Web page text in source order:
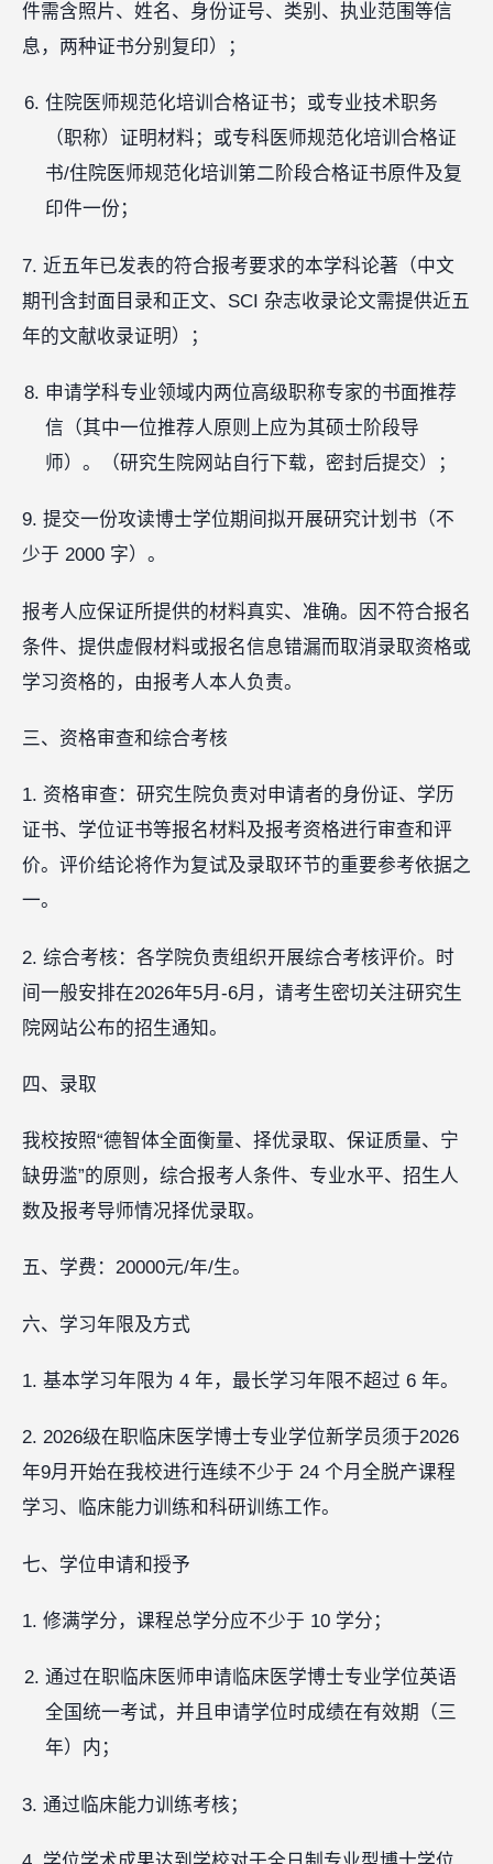
件需含照片、姓名、身份证号、类别、执业范围等信
息，两种证书分别复印）；
住院医师规范化培训合格证书；或专业技术职务
（职称）证明材料；或专科医师规范化培训合格证
书/住院医师规范化培训第二阶段合格证书原件及复
印件一份；
7. 近五年已发表的符合报考要求的本学科论著（中文
期刊含封面目录和正文、SCI 杂志收录论文需提供近五
年的文献收录证明）；
申请学科专业领域内两位高级职称专家的书面推荐
信（其中一位推荐人原则上应为其硕士阶段导
师）。（研究生院网站自行下载，密封后提交）；
9. 提交一份攻读博士学位期间拟开展研究计划书（不
少于 2000 字）。
报考人应保证所提供的材料真实、准确。因不符合报名
条件、提供虚假材料或报名信息错漏而取消录取资格或
学习资格的，由报考人本人负责。
三、资格审查和综合考核
1. 资格审查：研究生院负责对申请者的身份证、学历
证书、学位证书等报名材料及报考资格进行审查和评
价。评价结论将作为复试及录取环节的重要参考依据之
一。
2. 综合考核：各学院负责组织开展综合考核评价。时
间一般安排在2026年5月-6月，请考生密切关注研究生
院网站公布的招生通知。
四、录取
我校按照“德智体全面衡量、择优录取、保证质量、宁
缺毋滥”的原则，综合报考人条件、专业水平、招生人
数及报考导师情况择优录取。
五、学费：20000元/年/生。
六、学习年限及方式
1. 基本学习年限为 4 年，最长学习年限不超过 6 年。
2. 2026级在职临床医学博士专业学位新学员须于2026
年9月开始在我校进行连续不少于 24 个月全脱产课程
学习、临床能力训练和科研训练工作。
七、学位申请和授予
1. 修满学分，课程总学分应不少于 10 学分；
通过在职临床医师申请临床医学博士专业学位英语
全国统一考试，并且申请学位时成绩在有效期（三
年）内；
3. 通过临床能力训练考核；